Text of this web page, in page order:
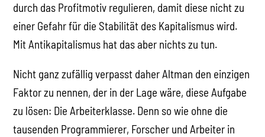
durch das Profitmotiv regulieren, damit diese nicht zu
einer Gefahr für die Stabilität des Kapitalismus wird.
Mit Antikapitalismus hat das aber nichts zu tun.
Nicht ganz zufällig verpasst daher Altman den einzigen
Faktor zu nennen, der in der Lage wäre, diese Aufgabe
zu lösen: Die Arbeiterklasse. Denn so wie ohne die
tausenden Programmierer, Forscher und Arbeiter in